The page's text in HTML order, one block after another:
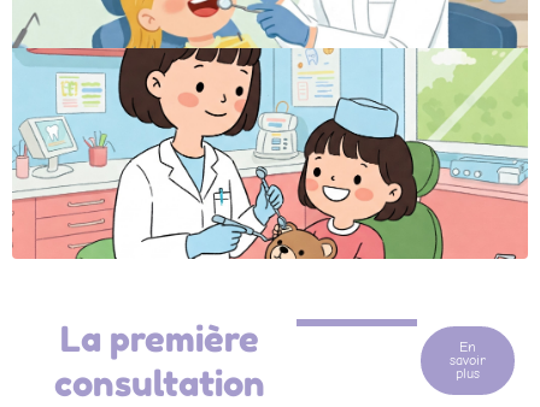
La première
consultation
En
savoir
plus